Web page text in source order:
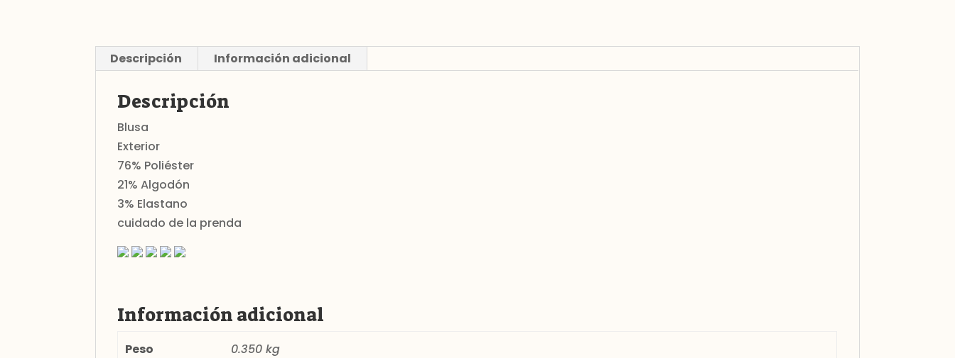
Descripción Información adicional
Descripción
Blusa
Exterior
76% Poliéster
21% Algodón
3% Elastano
cuidado de la prenda
Información adicional
Peso 0.350 kg